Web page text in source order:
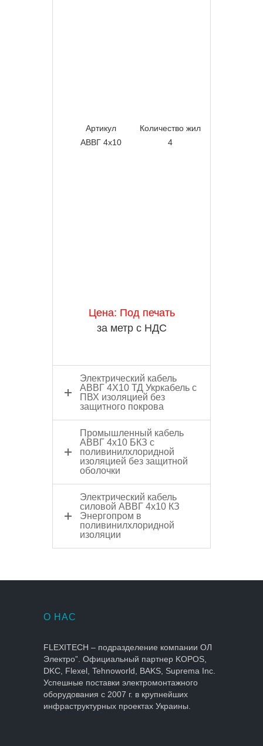
Артикул Количество жил
АВВГ 4х10
4
Цена: Под печать
за метр с НДС
Электрический кабель
АВВГ 4Х10 ТД Укркабель с
ПВХ изоляцией без
защитного покрова
Промышленный кабель
АВВГ 4x10 БКЗ с
поливинилхлоридной
изоляцией без защитной
оболочки
Электрический кабель
силовой АВВГ 4x10 КЗ
Энергопром в
поливинилхлоридной
изоляции
О НАС
FLEXITECH – подразделение компании ОЛ
Электро”. Официальный партнер KOPOS,
DKC, Flexel, Tehnoworld, BAKS, Suprema Inc.
Успешные поставки электромонтажного
оборудования с 2007 г. в крупнейших
инфраструктурных проектах Украины.